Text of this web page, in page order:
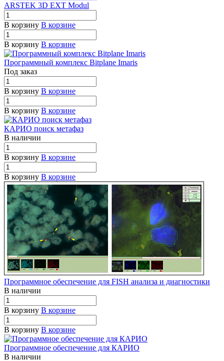
ARSTEK 3D EXT Modul
В корзину В корзине
В корзину В корзине
Программный комплекс Bitplane Imaris
Под заказ
В корзину В корзине
В корзину В корзине
КАРИО поиск метафаз
В наличии
В корзину В корзине
В корзину В корзине
Программное обеспечение для FISH анализа и диагностики
В наличии
В корзину В корзине
В корзину В корзине
Программное обеспечение для КАРИО
В наличии